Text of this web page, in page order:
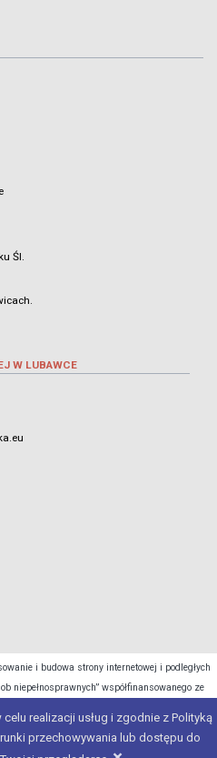
realizacji usług i zgodnie z Polityką
przechowywania lub dostępu do
Śl.
W LUBAWCE
i budowa strony internetowej i podległych
niepełnosprawnych” współfinansowanego ze
Lubawka